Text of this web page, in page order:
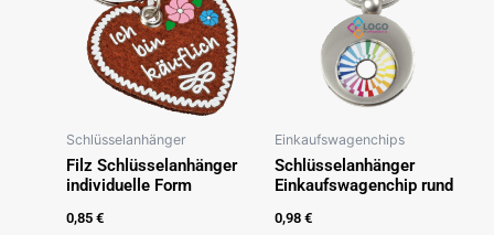
Schlüsselanhänger
Filz Schlüsselanhänger
individuelle Form
0,85 €
Einkaufswagenchips
Schlüsselanhänger
Einkaufswagenchip rund
0,98 €